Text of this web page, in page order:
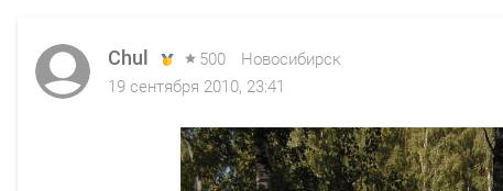
Chul 500
Новосибирск
19 сентября 2010, 23:41